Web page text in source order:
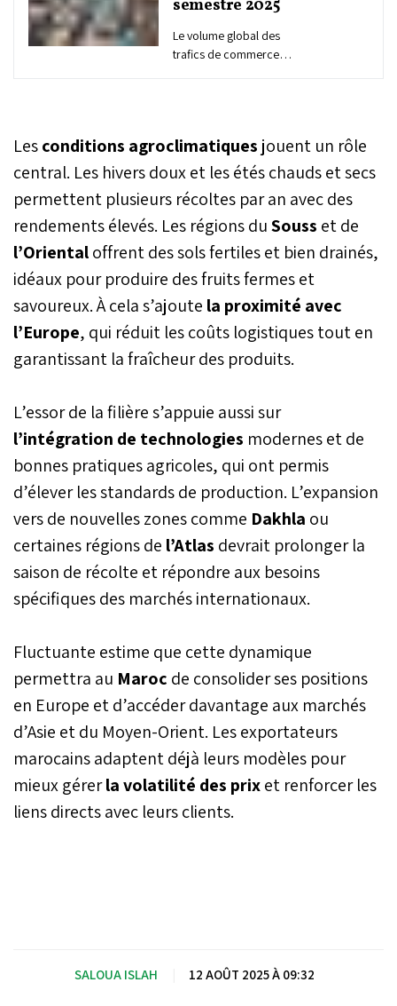
semestre 2025
Le volume global des
trafics de commerce
l’année 2025, contre 116,4
millions de tonnes à la
précédente, soit une
hausse de 11,6%. Le trafic
domestique a enregistré
un volume de 65,7 millions
de tonnes, en enregistrant
une hausse de 8%, tandis
que le transbordement a
atteint un volume de 64,2
millions de tonnes, soit
une croissance de 15,5%
semestre de l’année 2024,
indique le ministère de
l’Équipement et de l’eau
dans un communiqué.
Lesconditions agroclimatiques jouent un rôle
central. Les hivers doux et les étés chauds et secs
permettent plusieurs récoltes par an avec des
rendements élevés. Les régions duSouss et de
l’Orientaloffrent des sols fertiles et bien drainés,
idéaux pour produire des fruits fermes et
savoureux. À cela s’ajoute la proximité avec
l’Europe, qui réduit les coûts logistiques tout en
garantissant la fraîcheur des produits.
L’essor de la filière s’appuie aussi sur
l’intégration de technologies modernes et de
bonnes pratiques agricoles, qui ont permis
d’élever les standards de production. L’expansion
vers de nouvelles zones comme Dakhla ou
certaines régions de l’Atlas devrait prolonger la
saison de récolte et répondre aux besoins
spécifiques des marchés internationaux.
Fluctuante estime que cette dynamique
permettra au Maroc de consolider ses positions
en Europe et d’accéder davantage aux marchés
d’Asie et du Moyen-Orient. Les exportateurs
marocains adaptent déjà leurs modèles pour
mieux gérerla volatilité des prixet renforcer les
liens directs avec leurs clients.
SALOUA ISLAH 12 AOÛT 2025 À 09:32